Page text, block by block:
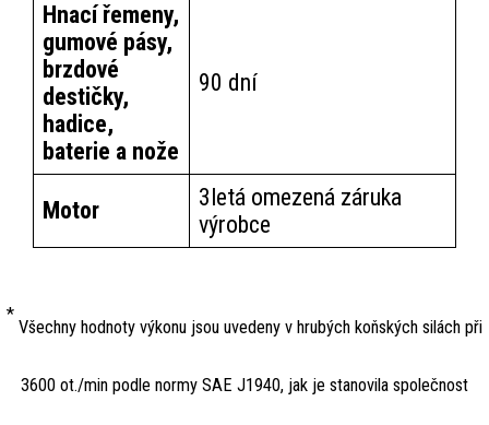
Hnací řemeny,
gumové pásy,
brzdové
destičky,
hadice,
baterie a nože
90 dní
Motor
3letá omezená záruka
výrobce
*
Všechny hodnoty výkonu jsou uvedeny v hrubých koňských silách při
3600 ot./min podle normy SAE J1940, jak je stanovila společnost